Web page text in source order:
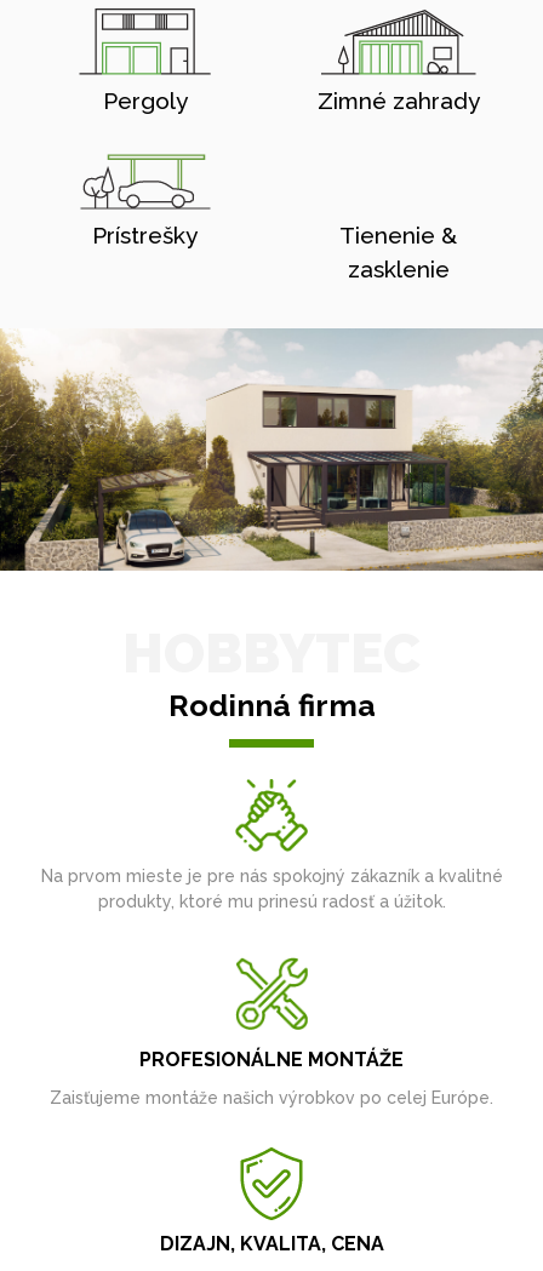
Pergoly Zimné zahrady
Prístrešky
Tienenie &
zasklenie
Rodinná firma
Na prvom mieste je pre nás spokojný zákazník a kvalitné
produkty, ktoré mu prinesú radosť a úžitok.
PROFESIONÁLNE MONTÁŽE
Zaisťujeme montáže našich výrobkov po celej Európe.
DIZAJN, KVALITA, CENA